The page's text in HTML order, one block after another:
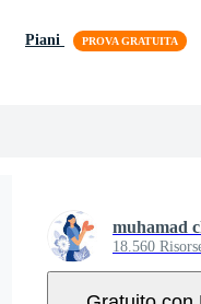
Piani
muhamad
18.560